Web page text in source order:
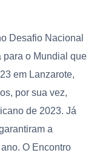
Desafio Nacional
para o Mundial que
em Lanzarote,
por sua vez,
de 2023. Já
a
O Encontro